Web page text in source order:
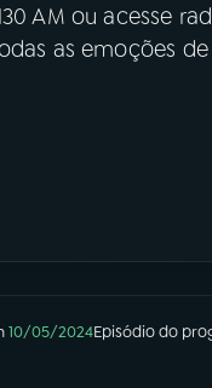
AM ou acesse
as emoções
10/05/2024Episódiodo